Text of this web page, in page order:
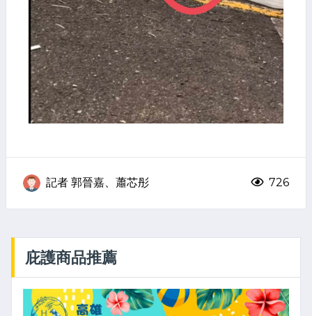
記者 郭晉嘉、蕭芯彤 726
庇護商品推薦